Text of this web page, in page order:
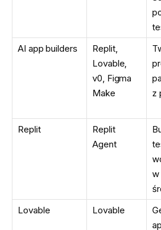
AI app builders
Replit,
Lovable,
v0, Figma
Make
z
Replit
Replit
Agent
w
Lovable Lovable